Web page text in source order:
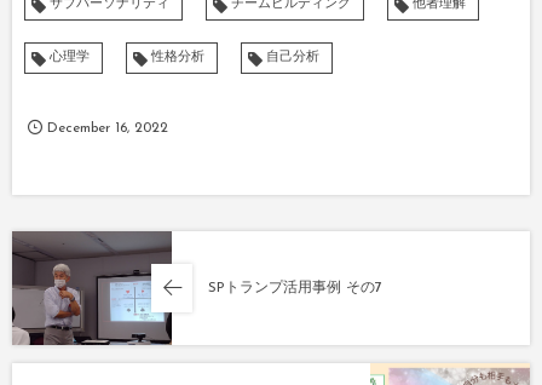
サブパーソナリティ チームビルディング 他者理解
心理学 性格分析 自己分析
December 16, 2022
SPトランプ活用事例 その7